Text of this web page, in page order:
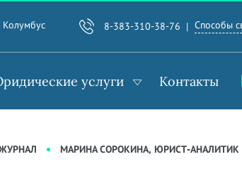
Колумбус 8-383-310-38-76 Способы
услуги Контакты
МАРИНА СОРОКИНА, ЮРИСТ-АНАЛИТИК